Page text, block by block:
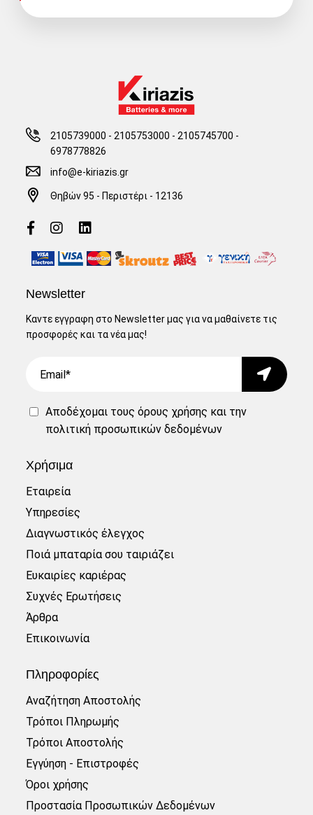
2105739000 - 2105753000 -2105745700 -
6978778826
info@e-kiriazis.gr
Θηβών 95 - Περιστέρι - 12136
Newsletter
Καντε εγγραφη στο Newsletter μας για να μαθαίνετε τις
προσφορές και τα νέα μας!
Submit
Αποδέχομαι τουςόρους χρήσης και την
πολιτική προσωπικών δεδομένων
Χρήσιμα
Εταιρεία
Υπηρεσίες
Διαγνωστικός έλεγχος
Ποιά μπαταρία σου ταιριάζει
Ευκαιρίες καριέρας
Συχνές Ερωτήσεις
Άρθρα
Επικοινωνία
Πληροφορίες
Αναζήτηση Αποστολής
Τρόποι Πληρωμής
Τρόποι Αποστολής
Εγγύηση - Επιστροφές
Όροι χρήσης
Προστασία Προσωπικών Δεδομένων